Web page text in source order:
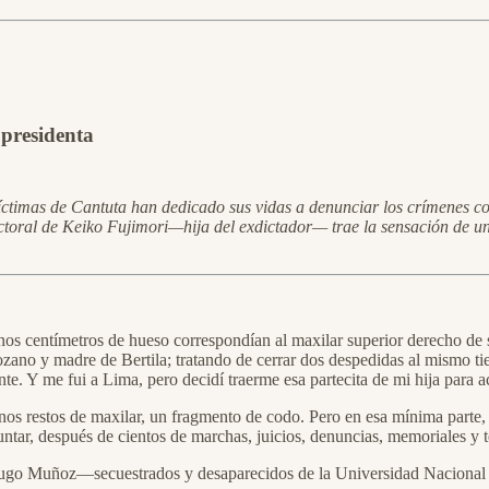
de Cantuta han dedicado sus vidas a denunciar los crímenes
de Keiko Fujimori—hija del exdictador— trae la sensación de
centímetros de hueso correspondían al maxilar superior derecho
y madre de Bertila; tratando de cerrar dos despedidas al mismo
Y me fui a Lima, pero decidí traerme esa partecita de mi hija para
restos de maxilar, un fragmento de codo. Pero en esa mínima
después de cientos de marchas, juicios, denuncias, memoriales
Muñoz—secuestrados y desaparecidos de la Universidad